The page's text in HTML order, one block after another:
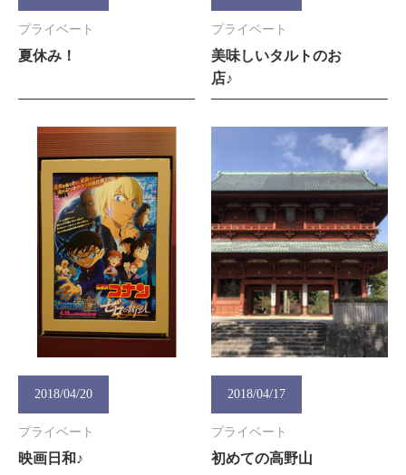
プライベート
夏休み！
プライベート
美味しいタルトのお
店♪
2018/04/20
プライベート
映画日和♪
2018/04/17
プライベート
初めての高野山